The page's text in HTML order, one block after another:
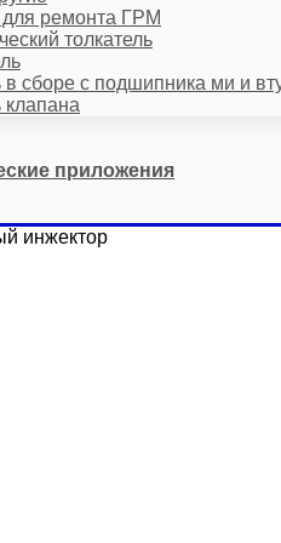
для ремонта ГРМ
толкатель
в сборе с подшипника ми и
клапана
приложения